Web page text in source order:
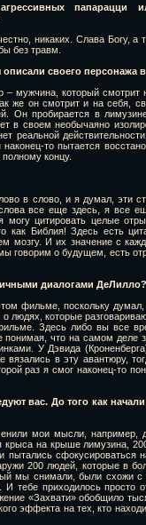
папарацци
никаких. Слава Богу, а
без травм.
своего персонажа
– мужчина, который смотрит
же он смотрит и на себя,
Он пробирается в
в своем необычаяно
реальной
то пытается
концу.
в слово, и я думал, эти
все еще здесь, я все
цитировать целые
как Библия! Здесь есть
мозгу. И их значение с
говорим о будущем, есть
диалогами ДеЛилло?
фильме, поскольку думал,
людях, которые
Здесь либо вы все
что на самом деле
У Дэвида
в эту авантюру,
раз я смог наконец-то
вас. До того как
мои мысли, например,
на крыше лимузина,
сфокусироваться
200 людей, которые в
мы снимали, были схожи с
приходилось просто
«Захвати» обобщило
эффекта на тех, кто